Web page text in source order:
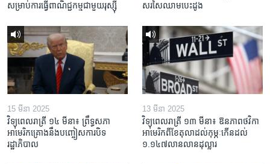
សម្រាប់​ការ​ធ្វើ​ពាណិជ្ជកម្ម​ជាមួយ​រុស្ស៊ី
សរសៃ​ឈាម​បេះដូង
15 មីនា 2025
វិទ្យុពេលរាត្រី ១៤ មីនា៖ ព្រឹទ្ធសភា
អាមេរិកគ្រោងនឹងបញ្ចៀសការបិទ
រដ្ឋាភិបាល
13 មីនា 2025
វិទ្យុពេលរាត្រី ១៣ មីនា៖ ឱនភាព​ថវិកា​
អាមេរិក​ពី​ខែ​តុលា​ដល់​កុម្ភៈ​កើន​ដល់​
១.១៤៧​លានលាន​ដុល្លារ